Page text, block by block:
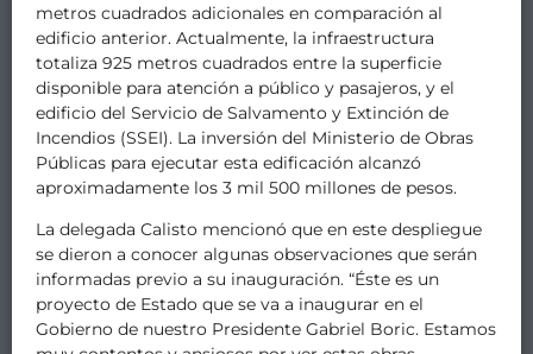
metros cuadrados adicionales en comparación al
edificio anterior. Actualmente, la infraestructura
totaliza 925 metros cuadrados entre la superficie
disponible para atención a público y pasajeros, y el
edificio del Servicio de Salvamento y Extinción de
Incendios (SSEI). La inversión del Ministerio de Obras
Públicas para ejecutar esta edificación alcanzó
aproximadamente los 3 mil 500 millones de pesos.
La delegada Calisto mencionó que en este despliegue
se dieron a conocer algunas observaciones que serán
informadas previo a su inauguración. “Éste es un
proyecto de Estado que se va a inaugurar en el
Gobierno de nuestro Presidente Gabriel Boric. Estamos